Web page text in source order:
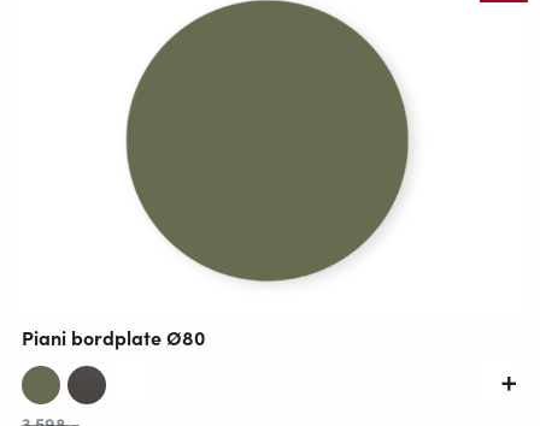
Piani bordplate Ø80